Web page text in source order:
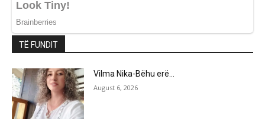
TË FUNDIT
Vilma Nika-Bëhu erë…
August 6, 2026